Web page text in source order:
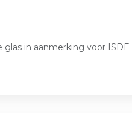
in aanmerking voor ISDE